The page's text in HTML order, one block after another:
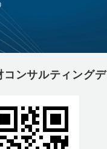
コンサルティングデ